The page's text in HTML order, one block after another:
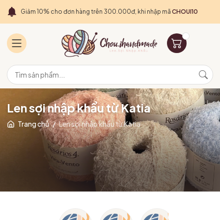
Giảm 10% cho đơn hàng trên 300.000đ, khi nhập mã CHOUI10
Len sợi nhập khẩu từ Katia
Trang chủ / Len sợi nhập khẩu từ Katia